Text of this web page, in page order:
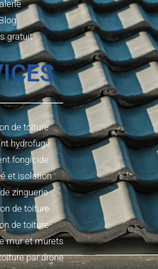
gratuit
de toiture
hydrofuge
fongicide
et isolation
zinguerie
de toiture
de toiture
mur et murets
par drone